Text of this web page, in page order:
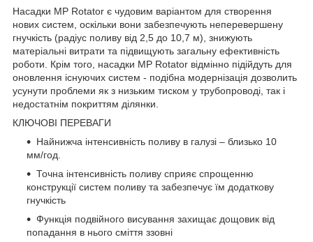
Насадки MP Rotator є чудовим варіантом для створення
нових систем, оскільки вони забезпечують неперевершену
гнучкість (радіус поливу від 2,5 до 10,7 м), знижують
матеріальні витрати та підвищують загальну ефективність
роботи. Крім того, насадки MP Rotator відмінно підійдуть для
оновлення існуючих систем - подібна модернізація дозволить
усунути проблеми як з низьким тиском у трубопроводі, так і
недостатнім покриттям ділянки.
КЛЮЧОВІ ПЕРЕВАГИ
Найнижча інтенсивність поливу в галузі – близько 10
мм/год.
Точна інтенсивність поливу сприяє спрощенню
конструкції систем поливу та забезпечує їм додаткову
гнучкість
Функція подвійного висування захищає дощовик від
попадання в нього сміття ззовні